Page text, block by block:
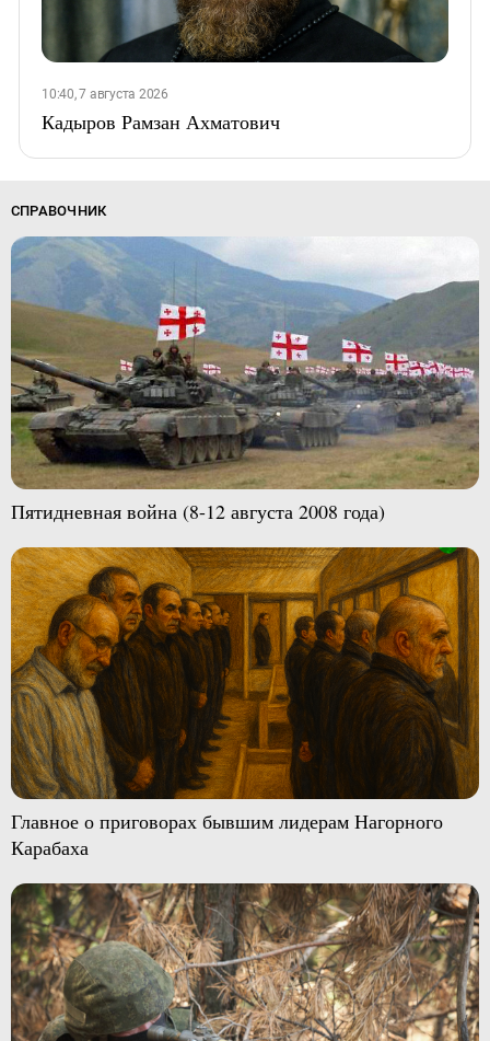
10:40, 7 августа 2026
Кадыров Рамзан Ахматович
СПРАВОЧНИК
Пятидневная война (8-12 августа 2008 года)
Главное о приговорах бывшим лидерам Нагорного
Карабаха